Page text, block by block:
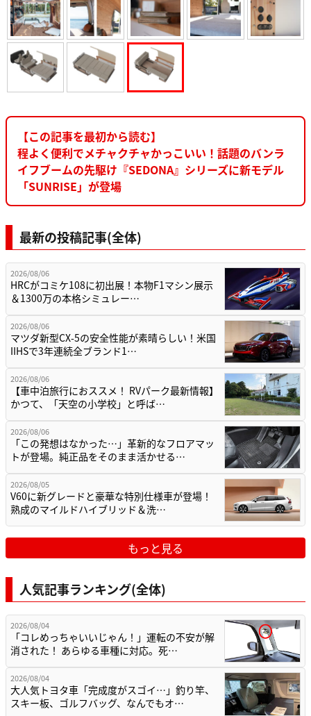
【この記事を最初から読む】
程よく便利でメチャクチャかっこいい！話題のバンラ
イフブームの先駆け『SEDONA』シリーズに新モデル
「SUNRISE」が登場
最新の投稿記事(全体)
2026/08/06
HRCがコミケ108に初出展！本物F1マシン展示
＆1300万の本格シミュレー…
2026/08/06
マツダ新型CX-5の安全性能が素晴らしい！米国
IIHSで3年連続全ブランド1…
2026/08/06
【車中泊旅行におススメ！ RVパーク最新情報】
かつて、「天空の小学校」と呼ば…
2026/08/06
「この発想はなかった…」革新的なフロアマッ
トが登場。純正品をそのまま活かせる…
2026/08/05
V60に新グレードと豪華な特別仕様車が登場！
熟成のマイルドハイブリッド＆洗…
もっと見る
人気記事ランキング(全体)
2026/08/04
「コレめっちゃいいじゃん！」運転の不安が解
消された！ あらゆる車種に対応。死…
2026/08/04
大人気トヨタ車「完成度がスゴイ…」釣り竿、
スキー板、ゴルフバッグ、なんでもオ…